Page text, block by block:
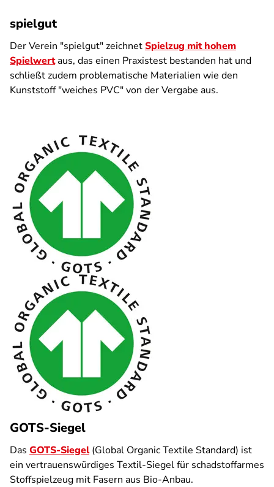
spielgut
Der Verein "spielgut" zeichnetSpielzug mit hohem
Spielwertaus, das einen Praxistest bestanden hat und
schließt zudem problematische Materialien wie den
Kunststoff "weiches PVC" von der Vergabe aus.
GOTS-Siegel
Das GOTS-Siegel(Global Organic Textile Standard) ist
ein vertrauenswürdiges Textil-Siegel für schadstoffarmes
Stoffspielzeug mit Fasern aus Bio-Anbau.